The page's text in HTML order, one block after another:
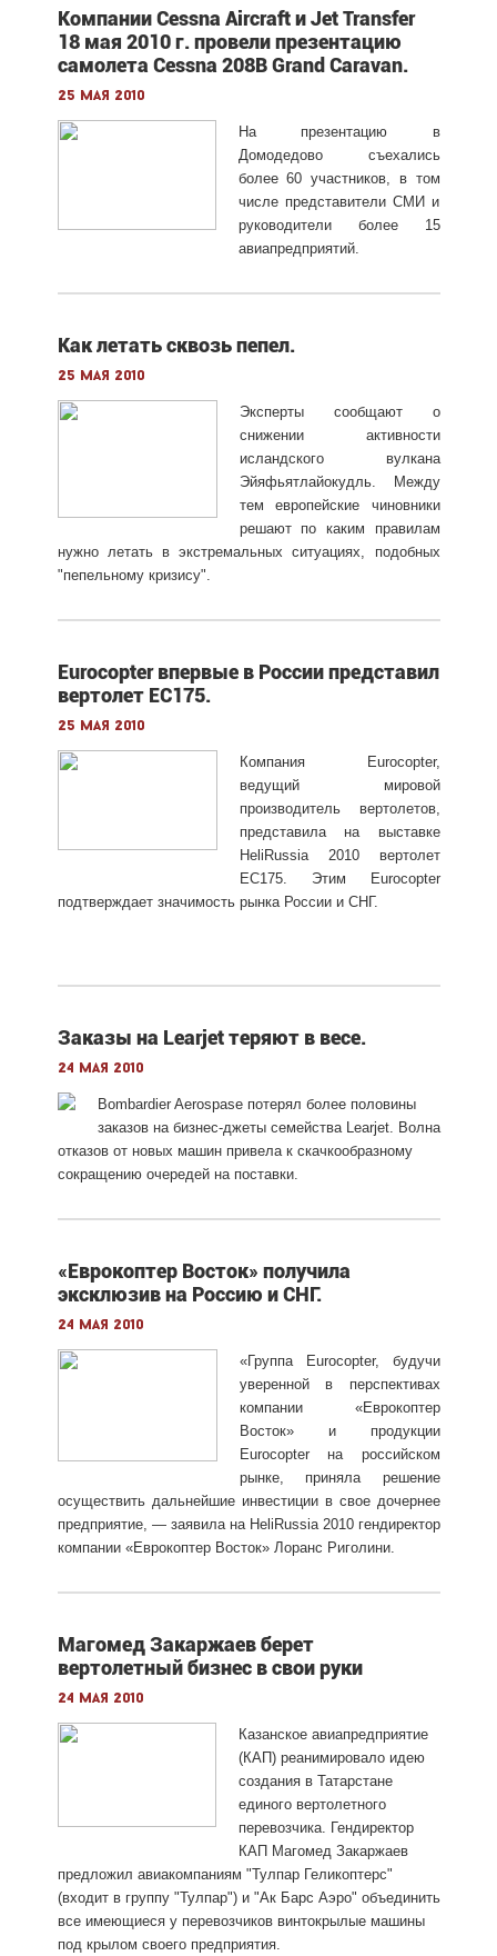
Компании Cessna Aircraft и Jet Transfer
18 мая 2010 г. провели презентацию
самолета Cessna 208B Grand Caravan.
25 мая 2010
На презентацию в
Домодедово съехались
более 60 участников, в том
числе представители СМИ и
руководители более 15
авиапредприятий.
Как летать сквозь пепел.
25 мая 2010
Эксперты сообщают о
снижении активности
исландского вулкана
Эйяфьятлайокудль. Между
тем европейские чиновники
решают по каким правилам
нужно летать в экстремальных ситуациях, подобных
"пепельному кризису".
Eurocopter впервые в России представил
вертолет ЕС175.
25 мая 2010
Компания Eurocopter,
ведущий мировой
производитель вертолетов,
представила на выставке
HeliRussia 2010 вертолет
EC175. Этим Eurocopter
подтверждает значимость рынка России и СНГ.
Заказы на Learjet теряют в весе.
24 мая 2010
Bombardier Aerospase потерял более половины
заказов на бизнес-джеты семейства Learjet. Волна
отказов от новых машин привела к скачкообразному
сокращению очередей на поставки.
«Еврокоптер Восток» получила
эксклюзив на Россию и СНГ.
24 мая 2010
«Группа Eurocopter, будучи
уверенной в перспективах
компании «Еврокоптер
Восток» и продукции
Eurocopter на российском
рынке, приняла решение
осуществить дальнейшие инвестиции в свое дочернее
предприятие, — заявила на HeliRussia 2010 гендиректор
компании «Еврокоптер Восток» Лоранс Риголини.
Магомед Закаржаев берет
вертолетный бизнес в свои руки
24 мая 2010
Казанское авиапредприятие
(КАП) реанимировало идею
создания в Татарстане
единого вертолетного
перевозчика. Гендиректор
КАП Магомед Закаржаев
предложил авиакомпаниям "Тулпар Геликоптерс"
(входит в группу "Тулпар") и "Ак Барс Аэро" объединить
все имеющиеся у перевозчиков винтокрылые машины
под крылом своего предприятия.